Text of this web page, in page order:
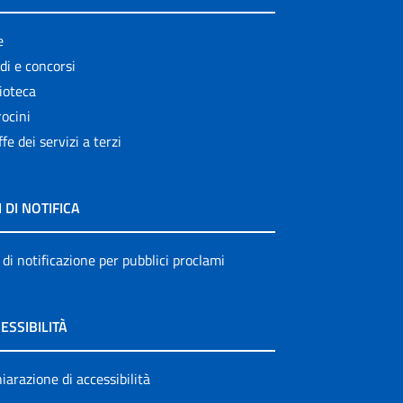
e concorsi
dei servizi a terzi
DI NOTIFICA
notificazione per pubblici proclami
di accessibilità